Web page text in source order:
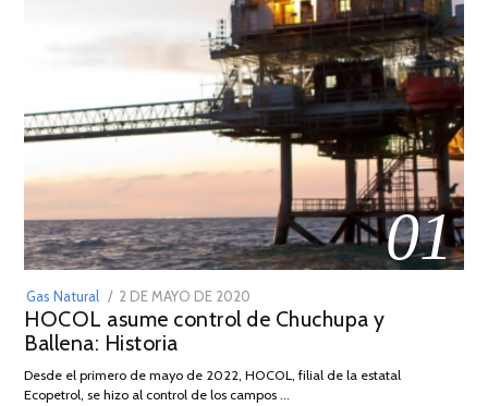
01
Gas Natural
POSTED
ON
2 DE MAYO DE 2020
DE
2026
HOCOL asume control de Chuchupa y
Ballena: Historia
Desde el primero de mayo de 2022, HOCOL, filial de la estatal
Ecopetrol, se hizo al control de los campos …